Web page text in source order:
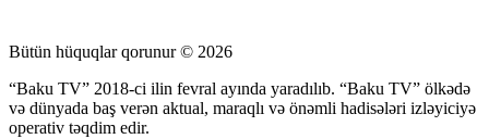
Bütün hüquqlar qorunur © 2026
“Baku TV” 2018-ci ilin fevral ayında yaradılıb. “Baku TV” ölkədə
və dünyada baş verən aktual, maraqlı və önəmli hadisələri izləyiciyə
operativ təqdim edir.